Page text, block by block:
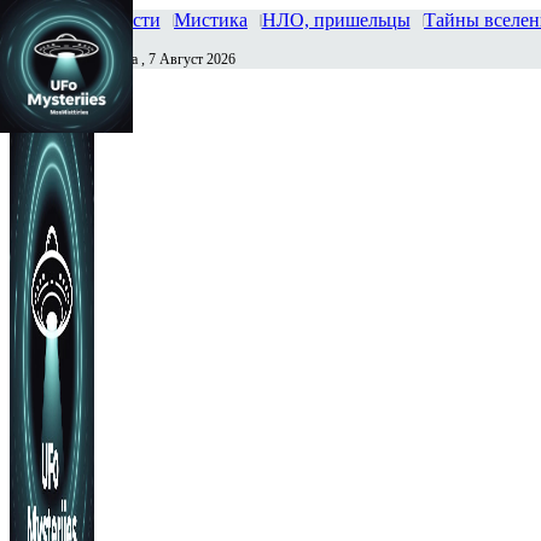
Главная Новости Мистика НЛО, пришельцы Тайны
Сегодня Пятница , 7 Август 2026